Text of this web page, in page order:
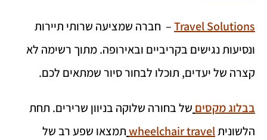
Travel Solutions– חברה שמציעה שרותי תיירות
ונסיעות נגישים בקריביים ובאירופה. מתוך רשימה לא
קצרה של יעדים, תוכלו לבחור סיור שמתאים לכם.
בבלוג מקסים של בחורה שלוקה בניוון שרירים. תחת
הלשוניתwheelchair travelתמצאו שפע רב של